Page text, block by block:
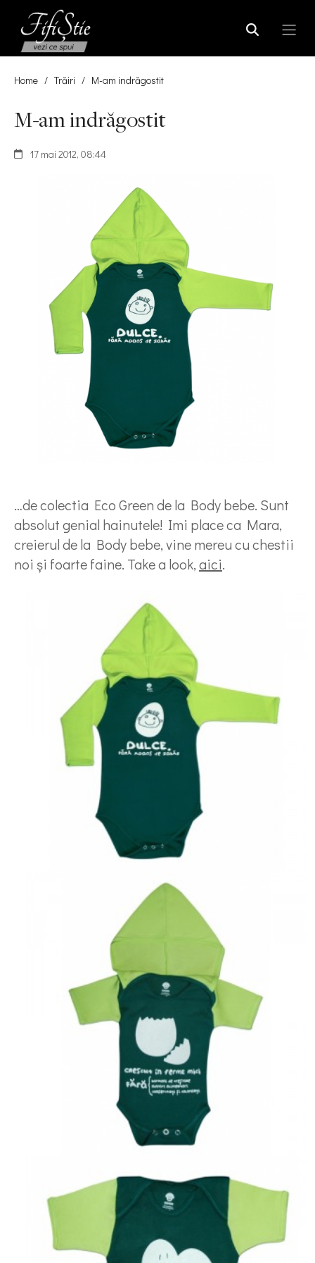
Home / Trăiri / M-am indrăgostit
M-am indrăgostit
17 mai 2012, 08:44
…de colectia Eco Green de la Body bebe. Sunt
absolut genial hainutele! Imi place ca Mara,
creierul de la Body bebe, vine mereu cu chestii
noi şi foarte faine. Take a look,aici.